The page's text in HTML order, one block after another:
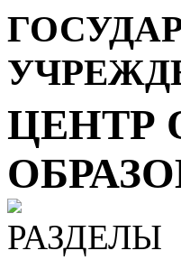
ЦЕНТР
РАЗДЕЛЫ